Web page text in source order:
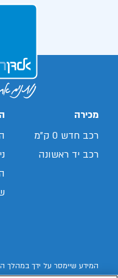
מכירה
רכב חדש 0 ק"מ
רכב יד ראשונה
המידע שיימסר על ידך במהלך